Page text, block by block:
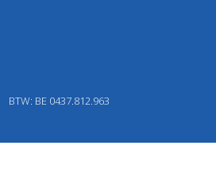
BTW: BE 0437.812.963